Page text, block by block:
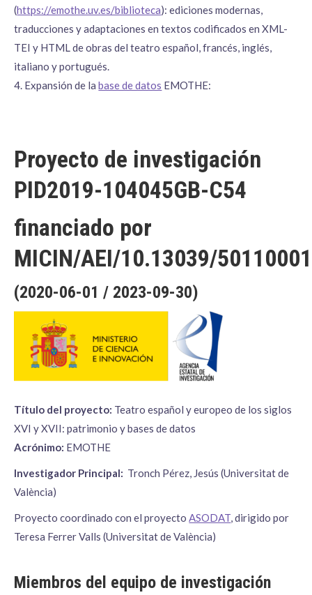
(https://emothe.uv.es/biblioteca): ediciones modernas,
traducciones y adaptaciones en textos codificados en XML-
TEI y HTML de obras del teatro español, francés, inglés,
italiano y portugués.
4. Expansión de labase de datos EMOTHE:
Proyecto de investigación
PID2019-104045GB-C54
financiado por
MICIN/AEI/10.13039/
(2020-06-01 / 2023-09-30)
Título del proyecto: Teatro español y europeo de los siglos
XVI y XVII: patrimonio y bases de datos
Acrónimo: EMOTHE
Investigador Principal: Tronch Pérez, Jesús (Universitat de
València)
Proyecto coordinado con el proyectoASODAT, dirigido por
Teresa Ferrer Valls (Universitat de València)
Miembros del equipo de investigación